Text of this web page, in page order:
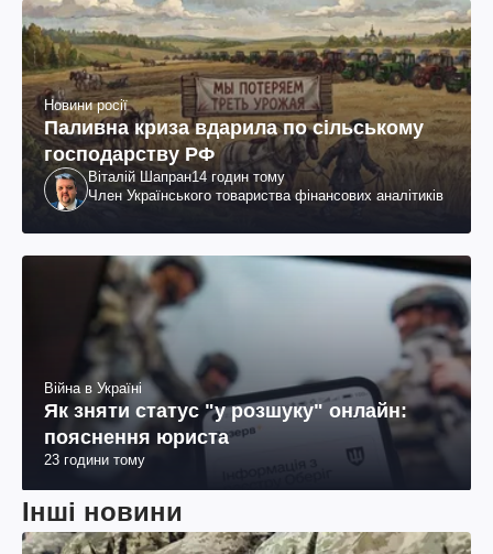
Новини росії
Паливна криза вдарила по сільському
господарству РФ
Віталій Шапран14 годин тому
Член Українського товариства фінансових аналітиків
Війна в Україні
Як зняти статус "у розшуку" онлайн:
пояснення юриста
23 години тому
Інші новини